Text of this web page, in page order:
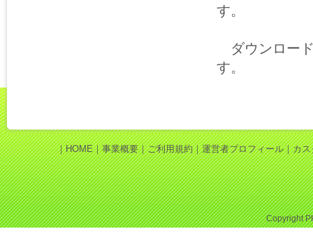
す。
ダウンロー
す。
｜HOME｜事業概要｜ご利用規約｜運営者プロフィール｜カス
Copyright